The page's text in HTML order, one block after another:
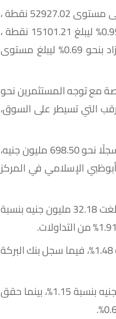
وارتفع المؤشر الرئيسي للبورصة “إيجي إكس 30” بنسبة 0.14% ليصل إلى مستوى 52927.02 نقطة ،
كما زاد مؤشر الأسهم الصغيرة والمتوسطة “إيجي إكس70” بنسبة 0.95% ليبلغ 15101.21 نقطة ،
وشملت الارتفاعات مؤشر “إيجي إكس100” ، الأوسع نطاقا ، والذي زاد بنحو 0.69% ليبلغ مستوى
مع توجه المستثمرين نحو
التي تسيطر على السوق،
وجاء البنك التجاري الدولي في صدارة البنوك من حيث قيمة التداول، مسجلًا نحو 698.50 مليون جنيه،
أبوظبي الإسلامي في المركز
وفي المرتبة التالية، سجل البنك المصري لتنمية الصادرات قيمة تداول بلغت 32.18 مليون جنيه بنسبة
وجاء بنك التعمير والإسكان بقيمة تداول بلغت 12.87 مليون جنيه بنسبة 1.48%، فيما سجل بنك البركة
وفي المراكز التالية، سجل QNB الأهلي قيمة تداول بلغت 9.95 مليون جنيه بنسبة 1.15%، بينما حقق